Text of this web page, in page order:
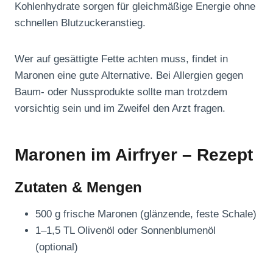
Kohlenhydrate sorgen für gleichmäßige Energie ohne
schnellen Blutzuckeranstieg.
Wer auf gesättigte Fette achten muss, findet in
Maronen eine gute Alternative. Bei Allergien gegen
Baum- oder Nussprodukte sollte man trotzdem
vorsichtig sein und im Zweifel den Arzt fragen.
Maronen im Airfryer – Rezept
Zutaten & Mengen
500 g frische Maronen (glänzende, feste Schale)
1–1,5 TL Olivenöl oder Sonnenblumenöl
(optional)